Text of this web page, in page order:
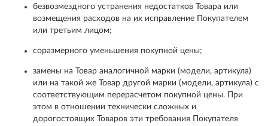
безвозмездного устранения недостатков Товара или
возмещения расходов на их исправление Покупателем
или третьим лицом;
соразмерного уменьшения покупной цены;
замены на Товар аналогичной марки (модели, артикула)
или на такой же Товар другой марки (модели, артикула) с
соответствующим перерасчетом покупной цены. При
этом в отношении технически сложных и
дорогостоящих Товаров эти требования Покупателя